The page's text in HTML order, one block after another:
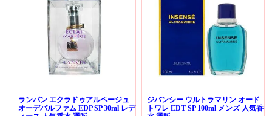
ランバン エクラドゥアルページュ
オーデパルファム EDP SP 30ml レデ
ジバンシー ウルトラマリン オード
トワレ EDT SP 100ml メンズ 人気香